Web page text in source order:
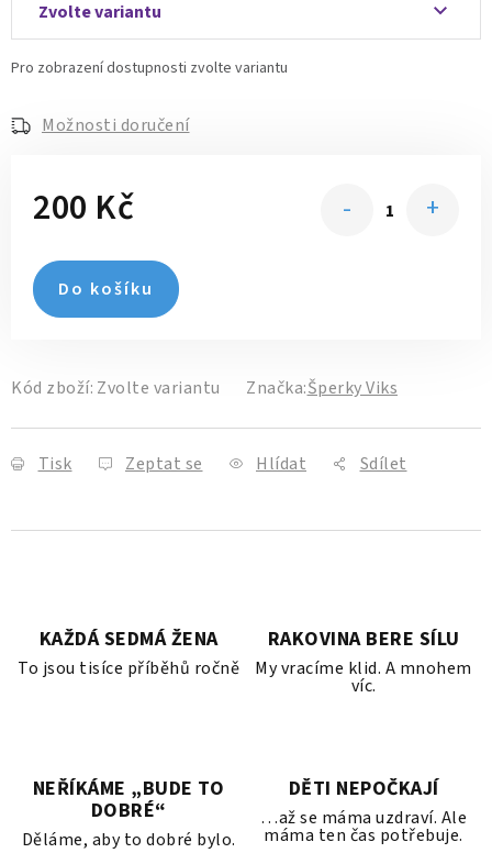
Možnosti doručení
200 Kč
Do košíku
Kód zboží: Zvolte variantu Značka:Šperky Viks
Tisk Zeptat se Hlídat Sdílet
KAŽDÁ SEDMÁ ŽENA
To jsou tisíce příběhů ročně
RAKOVINA BERE SÍLU
My vracíme klid. A mnohem
víc.
NEŘÍKÁME „BUDE TO
DOBRÉ“
Děláme, aby to dobré bylo.
DĚTI NEPOČKAJÍ
…až se máma uzdraví. Ale
máma ten čas potřebuje.